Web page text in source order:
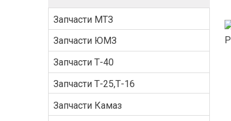
Запчасти МТЗ
Запчасти ЮМЗ
Запчасти Т-40
Запчасти Т-25,Т-16
Запчасти Камаз